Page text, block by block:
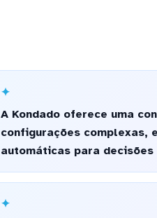
A Kondado oferece uma
configurações complexas,
automáticas para